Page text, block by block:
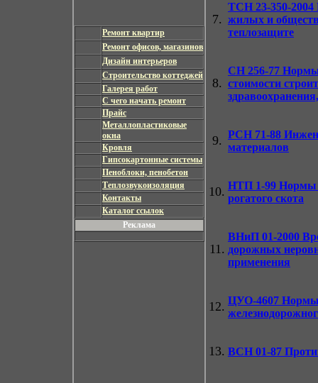
Ремонт квартир
Ремонт офисов, магазинов
Дизайн интерьеров
Строительство коттеджей
Галерея работ
С чего начать ремонт
Прайс
Металлопластиковые
окна
Кровля
Гипсокартонные системы
Пеноблоки, пенобетон
Теплозвукоизоляция
Контакты
Каталог ссылок
Реклама
7.
ТСН 23-350-2004
жилых и
теплозащите
8.
СН 256-77 Нормы
стоимости
9. РСН 71-88
материалов
10. НТП 1-99 Нормы
рогатого скота
11.
ВНиП 01-2000
дорожных
применения
12. ЦУО-4607 Нормы
13. ВСН 01-87